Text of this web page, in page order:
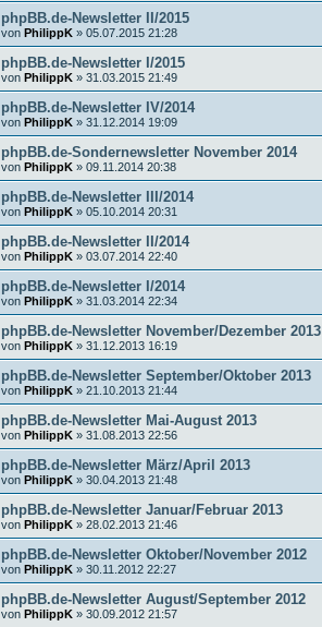
phpBB.de-Newsletter II/2015
von PhilippK » 05.07.2015 21:28
phpBB.de-Newsletter I/2015
von PhilippK » 31.03.2015 21:49
phpBB.de-Newsletter IV/2014
von PhilippK » 31.12.2014 19:09
phpBB.de-Sondernewsletter November 2014
von PhilippK » 09.11.2014 20:38
phpBB.de-Newsletter III/2014
von PhilippK » 05.10.2014 20:31
phpBB.de-Newsletter II/2014
von PhilippK » 03.07.2014 22:40
phpBB.de-Newsletter I/2014
von PhilippK » 31.03.2014 22:34
phpBB.de-Newsletter November/Dezember 2013
von PhilippK » 31.12.2013 16:19
phpBB.de-Newsletter September/Oktober 2013
von PhilippK » 21.10.2013 21:44
phpBB.de-Newsletter Mai-August 2013
von PhilippK » 31.08.2013 22:56
phpBB.de-Newsletter März/April 2013
von PhilippK » 30.04.2013 21:48
phpBB.de-Newsletter Januar/Februar 2013
von PhilippK » 28.02.2013 21:46
phpBB.de-Newsletter Oktober/November 2012
von PhilippK » 30.11.2012 22:27
phpBB.de-Newsletter August/September 2012
von PhilippK » 30.09.2012 21:57